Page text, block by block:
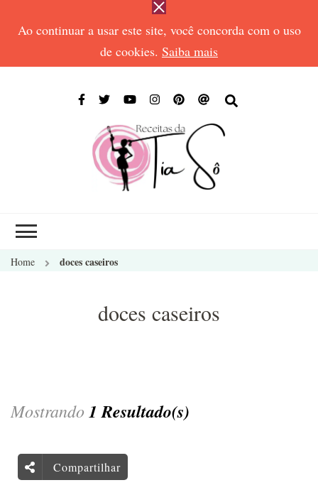
Ao continuar a usar este site, você concorda com o uso
de cookies. Saiba mais
Home doces caseiros
doces caseiros
Mostrando 1 Resultado(s)
Compartilhar